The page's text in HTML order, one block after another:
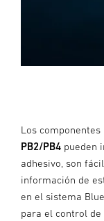
Los
PB2/PB4 pueden
adhesivo, son
información de
en el sistema
para el control